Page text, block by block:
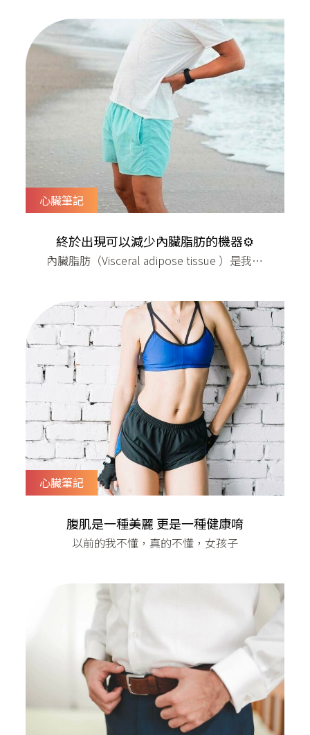
心臟筆記
終於出現可以減少內臟脂肪的機器⚙️
內臟脂肪（Visceral adipose tissue ）是我們
自於人體油脂的堆積。 過多的內臟脂肪會增
加心血管疾病，甚至比起體重過重還要危
險！ 一位很愛運動的人，可能身體充滿了肌
肉導致體重不會太輕，但另一位沒有運動又
偏食的人，可能看起來不太胖，但肚子都是
心臟筆記
腹肌是一種美麗 更是一種健康唷
以前的我不懂，真的不懂，女孩子